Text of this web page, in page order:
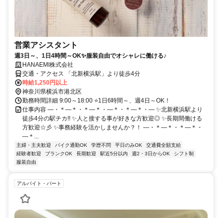
営業アシスタント
週3日～、1日4時間～OK✨服装自由でオシャレに働ける♪
HANAEMI株式会社
交通・アクセス 「北新横浜駅」より徒歩4分
時給1,250円以上
神奈川県横浜市港北区
勤務時間詳細 9:00～18:00 ⭐1日6時間～、週4日～OK！
仕事内容 ―・＊―＊・＊―＊・―＊・＊―＊・― ✨北新横浜駅より
徒歩4分の駅チカ!! ✨人と接する事が好きな方歓迎◎ ✨長期間働ける
方歓迎☆彡 ✨事務経験を活かしませんか？！ ―・＊―＊・＊―＊・
―＊...
主婦・主夫歓迎 バイク通勤OK 学歴不問 平日のみOK
交通費全額支給
経験者歓迎
ブランクOK 長期歓迎 駅近5分以内 週2・3日からOK
シフト制
服装自由
アルバイト・パート